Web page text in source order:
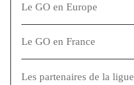
Le GO en Europe
Le GO en France
Les partenaires de la ligue